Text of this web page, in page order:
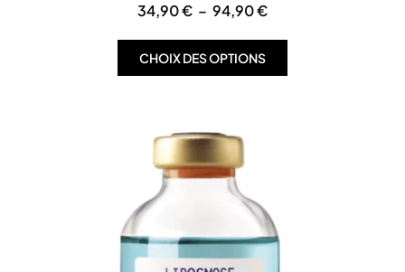
34,90€ – 94,90€
CHOIX DES OPTIONS